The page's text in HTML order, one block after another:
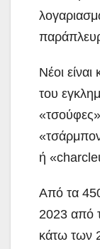
Νέοι είναι
του
ή
Από τα
2023 από
κάτω των